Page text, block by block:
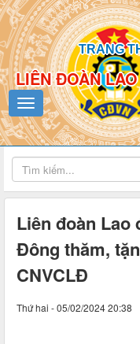
TRANG
LIÊN ĐOÀN
Liên đoàn Lao
Đông thăm,
CNVCLĐ
Thứ hai - 05/02/2024 20:38